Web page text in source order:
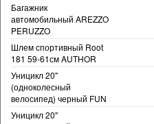
Багажник
автомобильный AREZZO
PERUZZO
Шлем спортивный Root
181 59-61см AUTHOR
Уницикл 20"
(одноколесный
велосипед) черный FUN
Уницикл 20"